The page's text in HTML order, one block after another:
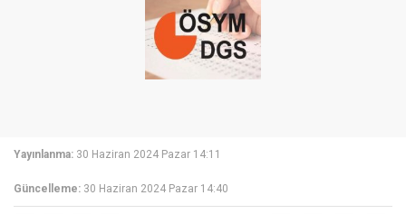
Yayınlanma: 30 Haziran 2024 Pazar 14:11
Güncelleme: 30 Haziran 2024 Pazar 14:40